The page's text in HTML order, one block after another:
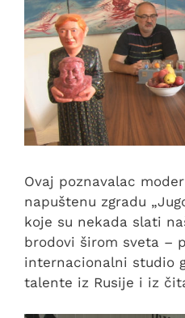
Ovaj poznavalac
napuštenu zgradu
koje su nekada slati
brodovi širom sveta –
internacionalni studio
talente iz Rusije i iz